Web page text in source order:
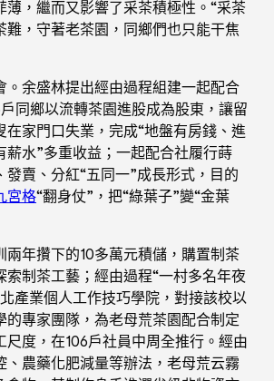
薄，繼而又影響了采茶積極性。“采茶
難，守著老茶園，同鄉們也只能干焦
。余盛林提出經由過程組建一起配合
同鄉以流轉茶園進股成為股東，讓留
在家門口失業，完成“地盤有房錢、進
薪水”多重收益；一起配合社履行蒔
發賣、分紅“五同一”成長形式，目的
宮格“翻身仗”，把“綠葉子”變“金葉
兩年攢下的10多萬元積儲，購置制茶
索制茶工藝；經由過程“一村多名年夜
產業個人工作技巧學院，對接該校以
的專家團隊，為老母荒茶園配合制定
尺度，在106戶社員中周全推行。經由
、農藥化肥減量等辦法，老母荒云霧